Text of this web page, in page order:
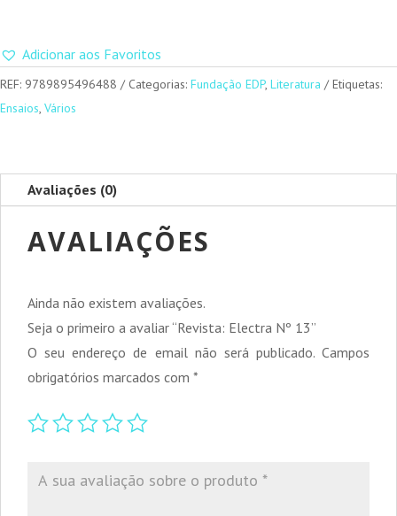
Adicionar aos Favoritos
REF: 9789895496488 Categorias: Fundação EDP, Literatura
Etiquetas:
Ensaios, Vários
Avaliações (0)
AVALIAÇÕES
Ainda não existem avaliações.
Seja o primeiro a avaliar “Revista: Electra Nº 13”
O seu endereço de email não será publicado. Campos
obrigatórios marcados com *